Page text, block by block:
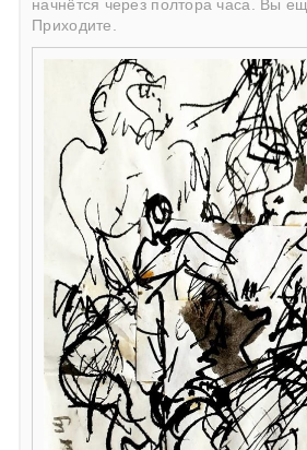
начнётся через полтора часа. Вы
Приходите.